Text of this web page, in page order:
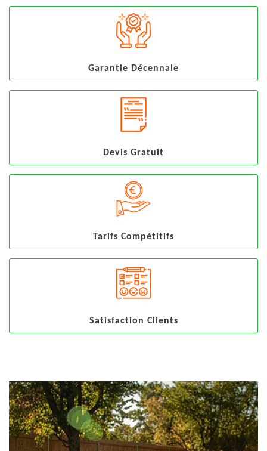
Garantie Décennale
Devis Gratuit
Tarifs Compétitifs
Satisfaction Clients